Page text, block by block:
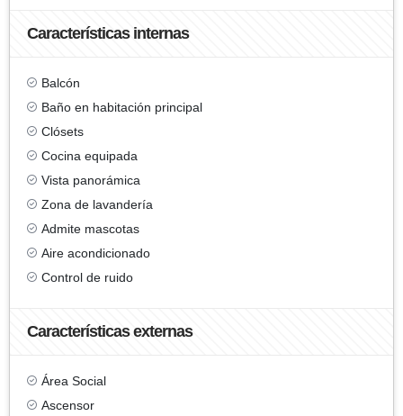
Características internas
Balcón
Baño en habitación principal
Clósets
Cocina equipada
Vista panorámica
Zona de lavandería
Admite mascotas
Aire acondicionado
Control de ruido
Características externas
Área Social
Ascensor